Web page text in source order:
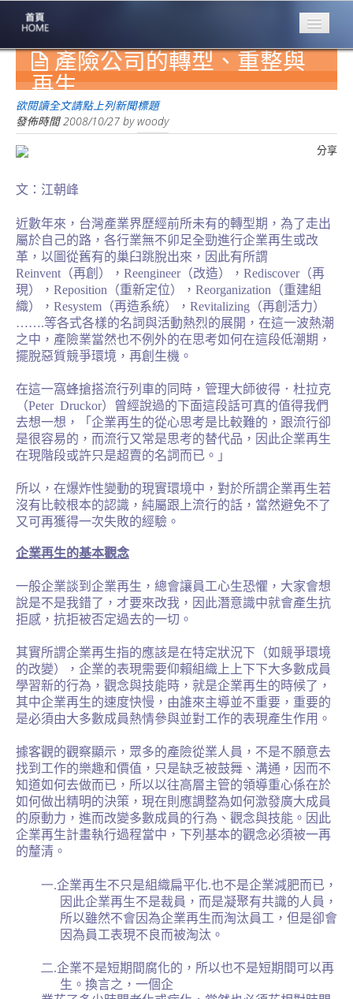
專業豐林
Professional
保險大家談
1386集
關於豐林
About
服務項目
Service
火災保額
估算系統
商品簡介
Product
產險公司的轉型、重整與
再生
欲閱讀全文請點上列新聞標題
發佈時間2008/10/27 bywoody
分享
文：江朝峰
近數年來，台灣產業界歷經前所未有的轉型期，為了走出
屬於自己的路，各行業無不卯足全勁進行企業再生或改
革，以圖從舊有的巢臼跳脫出來，因此有所謂
Reinvent （再創）， Reengineer（改造）， Rediscover（再
現）， Reposition （重新定位）， Reorganization （重建組
織）， Resystem （再造系統）， Revitalizing （再創 活力）
…….等各式各樣的名詞與活動熱烈的展開，在這一波熱潮
之中，產險業當然也不例外的在思考如何在這段低潮期，
擺脫惡質競爭環境，再創生機。
在這一窩蜂搶搭流行列車的同時，管理大師彼得．杜拉克
（Peter Druckor）曾經說過的下面這段話可真的值得我們
去想一想，「企業再生的從心思考是比較難的，跟流行卻
是很容易的，而流行又常是思考的替代品，因此企業再生
在現階段或許只是超賣的名詞而已。」
所以，在爆炸性變動的現實環境中，對於所謂企業再生若
沒有比較根本的認識，純屬跟上流行的話，當然避免不了
又可再獲得一次失敗的經驗。
企業再生的基本觀念
一般企業談到企業再生，總會讓員工心生恐懼，大家會想
說是不是我錯了，才要來改我，因此潛意識中就會產生抗
拒感，抗拒被否定過去的一切。
其實所謂企業再生指的應該是在特定狀況下（如競爭環境
的改變），企業的表現需要仰賴組織上上下下大多數成員
學習新的行為，觀念與技能時，就是企業再生的時候了，
其中企業再生的速度快慢，由誰來主導並不重要，重要的
是必須由大多數成員熱情參與並對工作的表現產生作用。
據客觀的觀察顯示，眾多的產險從業人員，不是不願意去
找到工作的樂趣和價值，只是缺乏被鼓舞、溝通，因而不
知道如何去做而已，所以以往高層主管的領導重心係在於
如何做出精明的決策，現在則應調整為如何激發廣大成員
的原動力，進而改變多數成員的行為、觀念與技能。因此
企業再生計畫執行過程當中，下列基本的觀念必須被一再
的釐清。
一.企業再生不只是組織扁平化.也不是企業減肥而已，
因此企業再生不是裁員，而是凝聚有共識的人員，
所以雖然不會因為企業再生而淘汰員工，但是卻會
因為員工表現不良而被淘汰。
二.企業不是短期間腐化的，所以也不是短期間可以再
生。換言之，一個企